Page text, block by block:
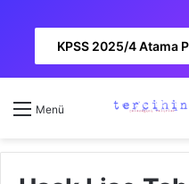
KPSS 2025/4 Atama
Menü